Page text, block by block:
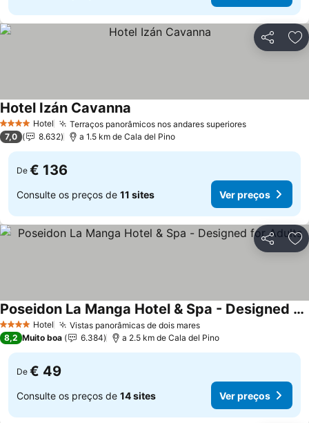
Partilhar
4 EstrelasHotel Terraços panorâmicos nos andares superioresVer preços
Hotel Izán Cavanna
7,0 8.632 a 1.5 km de Cala del Pino
De € 136
Consulte os preços de 11 sites Ver preços
Partilhar
4 EstrelasHotel Vistas panorâmicas de dois maresVer preços
Poseidon La Manga Hotel & Spa - Designed for Adults
Ver preços
8,2 Muito boa 6.384 a 2.5 km de Cala del Pino
De € 49
Consulte os preços de 14 sites Ver preços